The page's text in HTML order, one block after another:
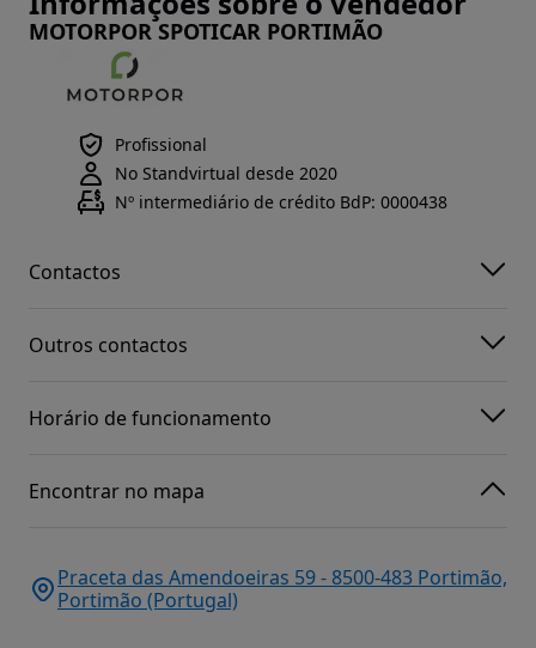
MOTORPOR SPOTICAR PORTIMÃO
Profissional
No Standvirtual desde 2020
Nº intermediário de crédito BdP: 0000438
Contactos
Outros contactos
Horário de funcionamento
Encontrar no mapa
Praceta das Amendoeiras 59 - 8500-483 Portimão,
Portimão (Portugal)